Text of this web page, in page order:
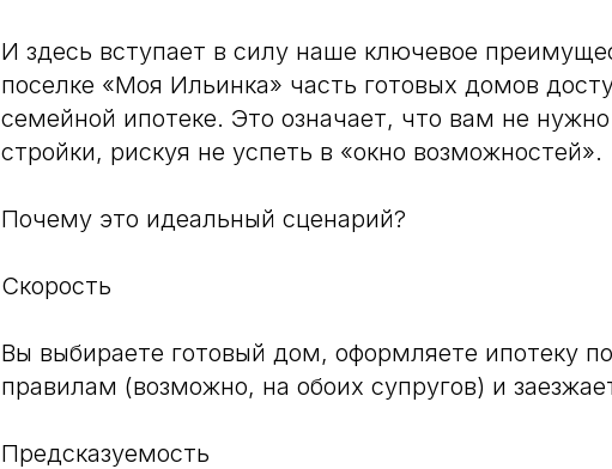
И здесь вступает в силу наше ключевое
поселке «Моя Ильинка» часть готовых домов
семейной ипотеке. Это означает, что вам не
стройки, рискуя не успеть в «окно возможностей».
Почему это идеальный сценарий?
Скорость
Вы выбираете готовый дом, оформляете ипотеку
правилам (возможно, на обоих супругов) и
Предсказуемость